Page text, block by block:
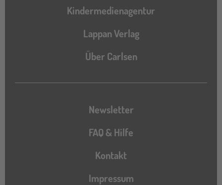
Kindermedienagentur
Lappan Verlag
Über Carlsen
Newsletter
FAQ & Hilfe
Kontakt
Impressum